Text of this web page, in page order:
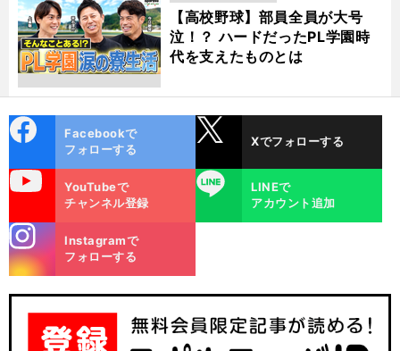
【高校野球】部員全員が大号
泣！？ ハードだったPL学園時
代を支えたものとは
動画
ok
Facebookで
フォローする
Xでフォローする
YouTubeで
チャンネル登録
LINE
LINEで
アカウント追加
m
Instagramで
フォローする